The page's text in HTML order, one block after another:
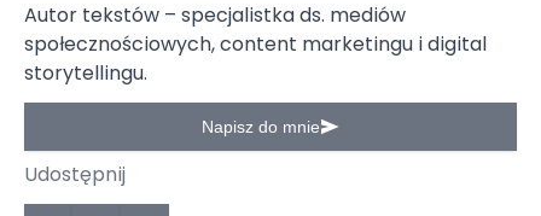
Autor tekstów – specjalistka ds. mediów
społecznościowych, content marketingu i digital
storytellingu.
Napisz do mnie
Udostępnij